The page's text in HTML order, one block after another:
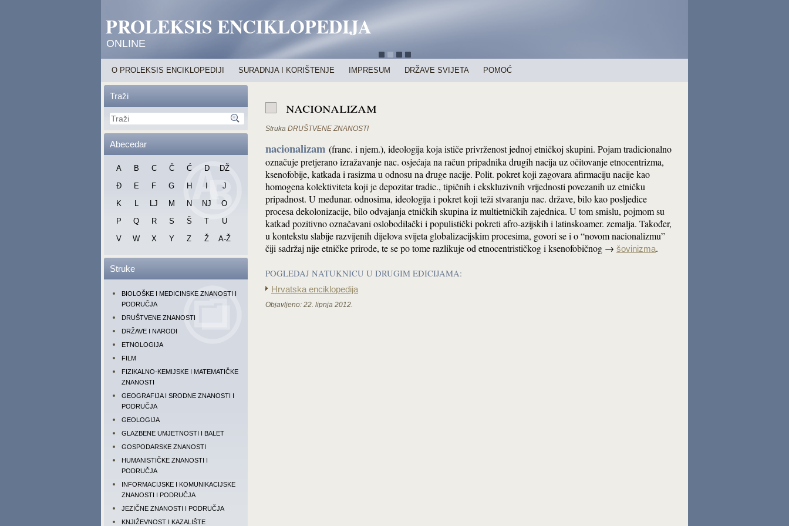
PROLEKSIS ENCIKLOPEDIJA
ONLINE
O PROLEKSIS ENCIKLOPEDIJI SURADNJA I KORIŠTENJE IMPRESUM DRŽAVE SVIJETA POMOĆ
Traži
Abecedar
A B C Č Ć D
DŽ
Đ
E F G H
J
K
L LJ M N NJ
O
P
Q R S Š T
U
V
W X Y Z Ž A-Ž
Struke
BIOLOŠKE I MEDICINSKE ZNANOSTI I
PODRUČJA
DRUŠTVENE ZNANOSTI
DRŽAVE I NARODI
ETNOLOGIJA
FILM
FIZIKALNO-KEMIJSKE I MATEMATIČKE
ZNANOSTI
GEOGRAFIJA I SRODNE ZNANOSTI I
PODRUČJA
GEOLOGIJA
GLAZBENE UMJETNOSTI I BALET
GOSPODARSKE ZNANOSTI
HUMANISTIČKE ZNANOSTI I
PODRUČJA
INFORMACIJSKE I KOMUNIKACIJSKE
ZNANOSTI I PODRUČJA
JEZIČNE ZNANOSTI I PODRUČJA
KNJIŽEVNOST I KAZALIŠTE
nacionalizam
Struka DRUŠTVENE ZNANOSTI
nacionalizam (franc. i njem.), ideologija koja ističe privrženost jednoj etničkoj skupini. Pojam tradicionalno
označuje pretjerano izražavanje nac. osjećaja na račun pripadnika drugih nacija uz očitovanje etnocentrizma,
ksenofobije, katkada i rasizma u odnosu na druge nacije. Polit. pokret koji zagovara afirmaciju nacije kao
homogena kolektiviteta koji je depozitar tradic., tipičnih i ekskluzivnih vrijednosti povezanih uz etničku
pripadnost. U međunar. odnosima, ideologija i pokret koji teži stvaranju nac. države, bilo kao posljedice
procesa dekolonizacije, bilo odvajanja etničkih skupina iz multietničkih zajednica. U tom smislu, pojmom su
katkad pozitivno označavani oslobodilački i populistički pokreti afro-azijskih i latinskoamer. zemalja. Također,
u kontekstu slabije razvijenih dijelova svijeta globalizacijskim procesima, govori se i o “novom nacionalizmu”
čiji sadržaj nije etničke prirode, te se po tome razlikuje od etnocentrističkog i ksenofobičnog → šovinizma.
POGLEDAJ NATUKNICU U DRUGIM EDICIJAMA:
Hrvatska enciklopedija
Objavljeno: 22. lipnja 2012.